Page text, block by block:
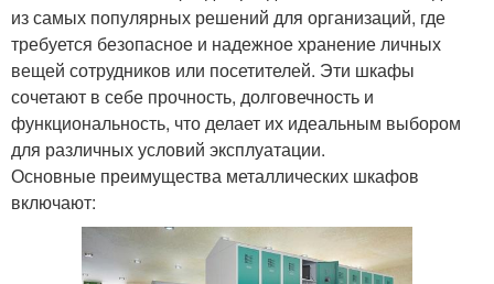
из самых популярных решений для организаций, где
требуется безопасное и надежное хранение личных
вещей сотрудников или посетителей. Эти шкафы
сочетают в себе прочность, долговечность и
функциональность, что делает их идеальным выбором
для различных условий эксплуатации.
Основные преимущества металлических шкафов
включают: